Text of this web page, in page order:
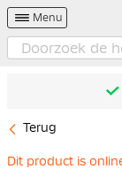
Menu
Terug
Dit product is